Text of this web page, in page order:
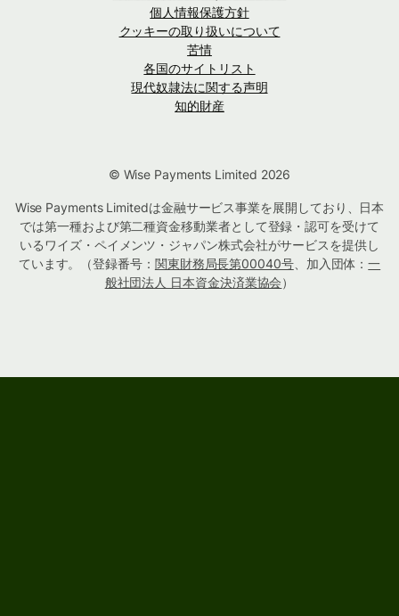
個人情報保護方針
クッキーの取り扱いについて
苦情
各国のサイトリスト
現代奴隷法に関する声明
知的財産
© Wise Payments Limited 2026
Wise Payments Limitedは金融サービス事業を展開しており、日本
では第一種および第二種資金移動業者として登録・認可を受けて
いるワイズ・ペイメンツ・ジャパン株式会社がサービスを提供し
ています。（登録番号： 関東財務局長第00040号、加入団体：一
般社団法人 日本資金決済業協会）